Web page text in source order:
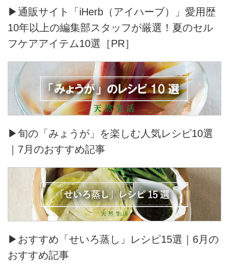
▶通販サイト「iHerb（アイハーブ）」愛用歴
10年以上の編集部スタッフが厳選！夏のセル
フケアアイテム10選［PR］
▶旬の「みょうが」を楽しむ人気レシピ10選
｜7月のおすすめ記事
▶おすすめ「せいろ蒸し」レシピ15選｜6月の
おすすめ記事